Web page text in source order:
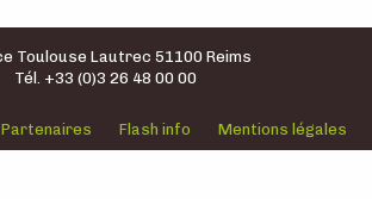
Toulouse Lautrec 51100 Reims
Tél. +33 (0)3 26 48 00 00
Partenaires Flash info Mentions légales